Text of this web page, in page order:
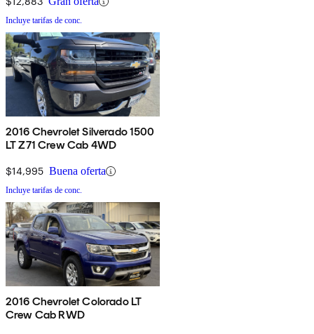
Incluye tarifas de conc.
2016 Chevrolet Silverado 1500
LT Z71 Crew Cab 4WD
$14,995 Buena oferta
Incluye tarifas de conc.
2016 Chevrolet Colorado LT
Crew Cab RWD